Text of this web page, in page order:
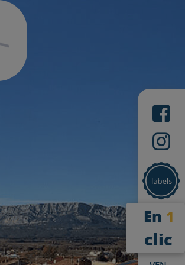
En 1
clic